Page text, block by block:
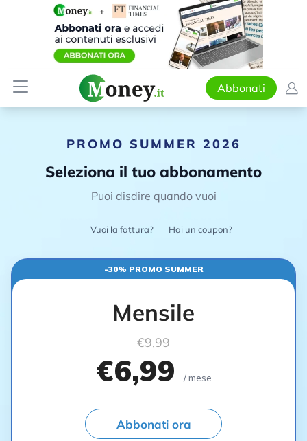
Abbonati
PROMO SUMMER 2026
Seleziona il tuo abbonamento
Puoi disdire quando vuoi
Vuoi la fattura? Hai un coupon?
-30% PROMO SUMMER
Mensile
€9,99
€6,99 / mese
Abbonati ora